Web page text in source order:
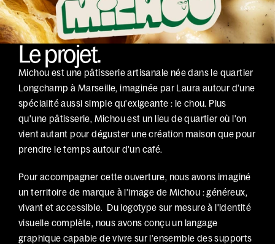
Le projet.
Michou est une pâtisserie artisanale née dans le quartier
Longchamp à Marseille, imaginée par Laura autour d'une
spécialité aussi simple qu'exigeante : le chou. Plus
qu'une pâtisserie, Michou est un lieu de quartier où l'on
vient autant pour déguster une création maison que pour
prendre le temps autour d'un café.
Pour accompagner cette ouverture, nous avons imaginé
un territoire de marque à l'image de Michou : généreux,
vivant et accessible.  Du logotype sur mesure à l'identité
visuelle complète, nous avons conçu un langage
graphique capable de vivre sur l'ensemble des supports